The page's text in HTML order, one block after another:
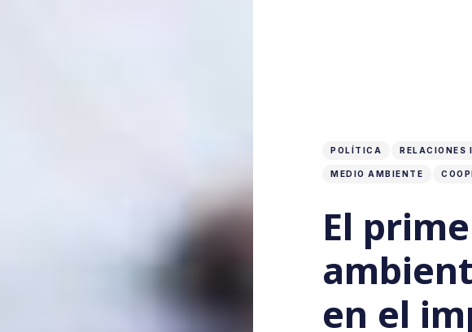
POLÍTICA RELACIONES
MEDIO AMBIENTE
El
en el